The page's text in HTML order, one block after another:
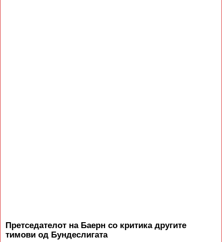
Претседателот на Баерн со критика другите
тимови од Бундеслигата